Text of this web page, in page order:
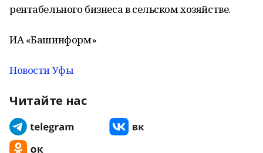
рентабельного бизнеса в сельском хозяйстве.
ИА «Башинформ»
Новости Уфы
Читайте нас